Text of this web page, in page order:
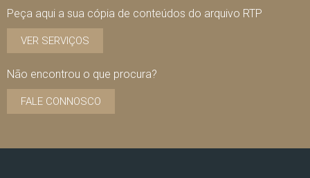
Peça aqui a sua cópia de conteúdos do arquivo RTP
VER SERVIÇOS
Não encontrou o que procura?
FALE CONNOSCO